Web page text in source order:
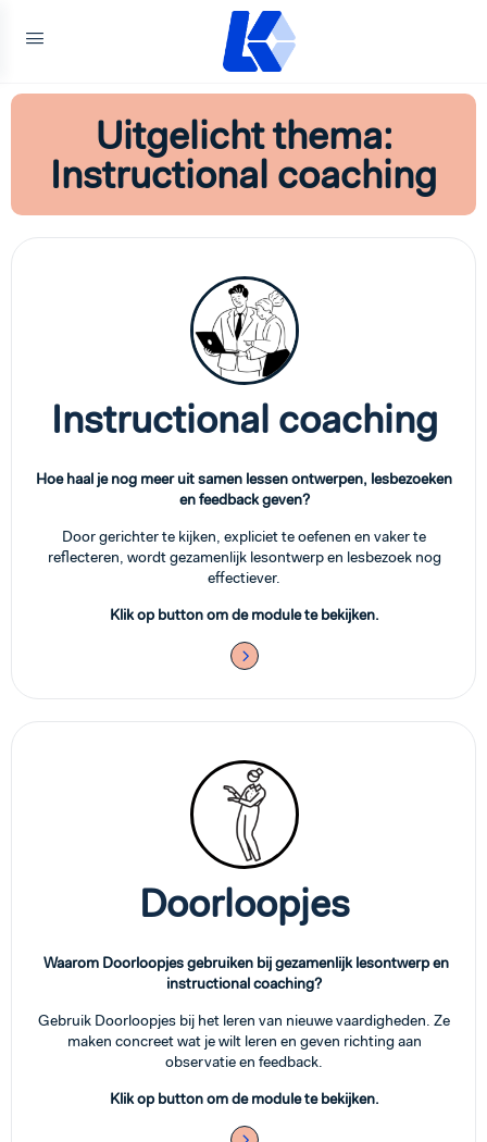
Uitgelicht thema:
Instructional coaching
Instructional coaching
Hoe haal je nog meer uit samen lessen ontwerpen, lesbezoeken
en feedback geven?
Door gerichter te kijken, expliciet te oefenen en vaker te
reflecteren, wordt gezamenlijk lesontwerp en lesbezoek nog
effectiever.
Klik op button om de module te bekijken.
Doorloopjes
Waarom Doorloopjes gebruiken bij gezamenlijk lesontwerp en
instructional coaching?
Gebruik Doorloopjes bij het leren van nieuwe vaardigheden. Ze
maken concreet wat je wilt leren en geven richting aan
observatie en feedback.
Klik op button om de module te bekijken.